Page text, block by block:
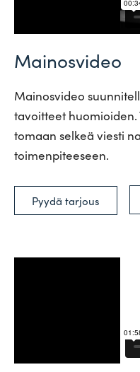
Mainosvideo
Mai­nos­video
tavoitteet
tomaan selkeä viesti
toimenpiteeseen.
Pyydä tarjous